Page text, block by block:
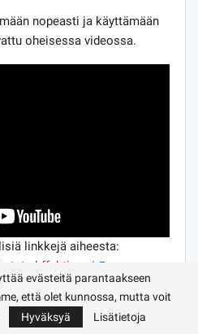
nopeasti ja käyttämään
oheisessa videossa.
linkkejä aiheesta:
ehffektivno/
22148
bystro- rabotat /
kak-bystro-rabotat
evästeitä parantaakseen
että olet kunnossa, mutta voit
Hyväksyä Lisätietoja